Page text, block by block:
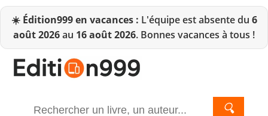
☀️ Édition999 en vacances : L'équipe est absente du 6
août 2026au 16 août 2026. Bonnes vacances à tous !
🔍